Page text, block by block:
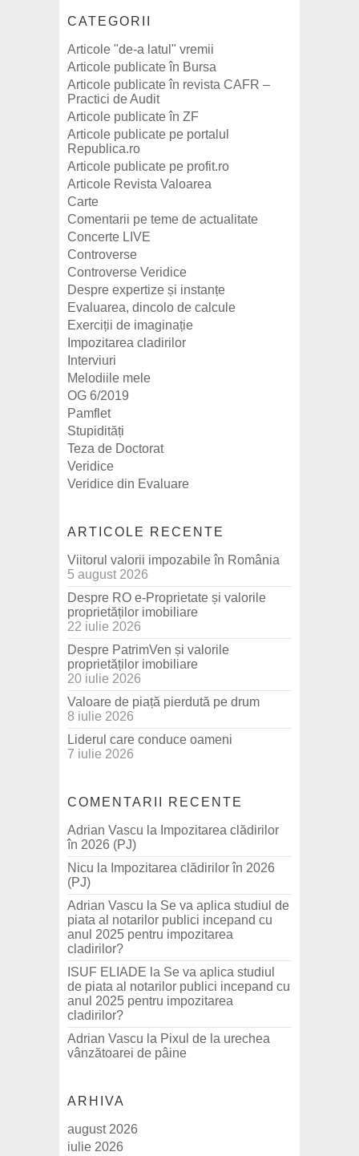
CATEGORII
Articole "de-a latul" vremii
Articole publicate în Bursa
Articole publicate în revista CAFR –
Practici de Audit
Articole publicate în ZF
Articole publicate pe portalul
Republica.ro
Articole publicate pe profit.ro
Articole Revista Valoarea
Carte
Comentarii pe teme de actualitate
Concerte LIVE
Controverse
Controverse Veridice
Despre expertize și instanțe
Evaluarea, dincolo de calcule
Exerciții de imaginație
Impozitarea cladirilor
Interviuri
Melodiile mele
OG 6/2019
Pamflet
Stupidități
Teza de Doctorat
Veridice
Veridice din Evaluare
ARTICOLE RECENTE
Viitorul valorii impozabile în România
5 august 2026
Despre RO e-Proprietate și valorile
proprietăților imobiliare
22 iulie 2026
Despre PatrimVen și valorile
proprietăților imobiliare
20 iulie 2026
Valoare de piață pierdută pe drum
8 iulie 2026
Liderul care conduce oameni
7 iulie 2026
COMENTARII RECENTE
Adrian Vascu la Impozitarea clădirilor
în 2026 (PJ)
Nicu la Impozitarea clădirilor în 2026
(PJ)
Adrian Vascu la Se va aplica studiul de
piata al notarilor publici incepand cu
anul 2025 pentru impozitarea
cladirilor?
ISUF ELIADE la Se va aplica studiul
de piata al notarilor publici incepand cu
anul 2025 pentru impozitarea
cladirilor?
Adrian Vascu la Pixul de la urechea
vânzătoarei de pâine
ARHIVA
august 2026
iulie 2026